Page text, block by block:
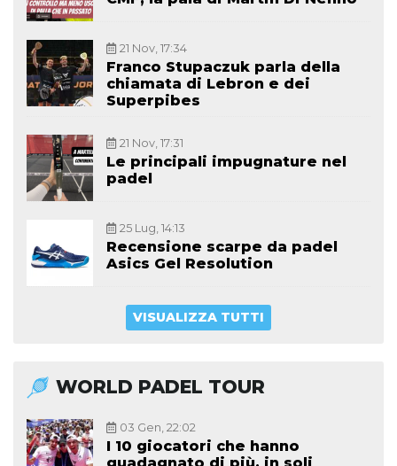
21 Nov, 17:34
Franco Stupaczuk parla della
chiamata di Lebron e dei
Superpibes
21 Nov, 17:31
Le principali impugnature nel
padel
25 Lug, 14:13
Recensione scarpe da padel
Asics Gel Resolution
VISUALIZZA TUTTI
WORLD PADEL TOUR
03 Gen, 22:02
I 10 giocatori che hanno